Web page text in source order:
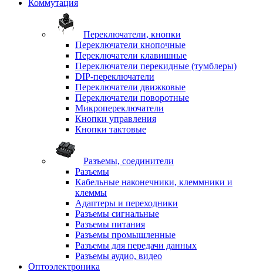
Коммутация
Переключатели, кнопки
Переключатели кнопочные
Переключатели клавишные
Переключатели перекидные (тумблеры)
DIP-переключатели
Переключатели движковые
Переключатели поворотные
Микропереключатели
Кнопки управления
Кнопки тактовые
Разъемы, соединители
Разъемы
Кабельные наконечники, клеммники и
клеммы
Адаптеры и переходники
Разъемы сигнальные
Разъемы питания
Разъемы промышленные
Разъемы для передачи данных
Разъемы аудио, видео
Оптоэлектроника